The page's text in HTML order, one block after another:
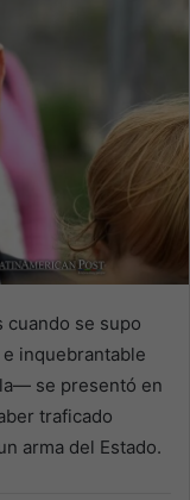
cuando se supo
inquebrantable
se presentó en
traficado
arma del Estado.